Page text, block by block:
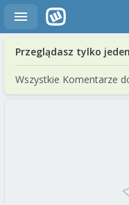
Przeglądasz tylko
Wszystkie Komentarze